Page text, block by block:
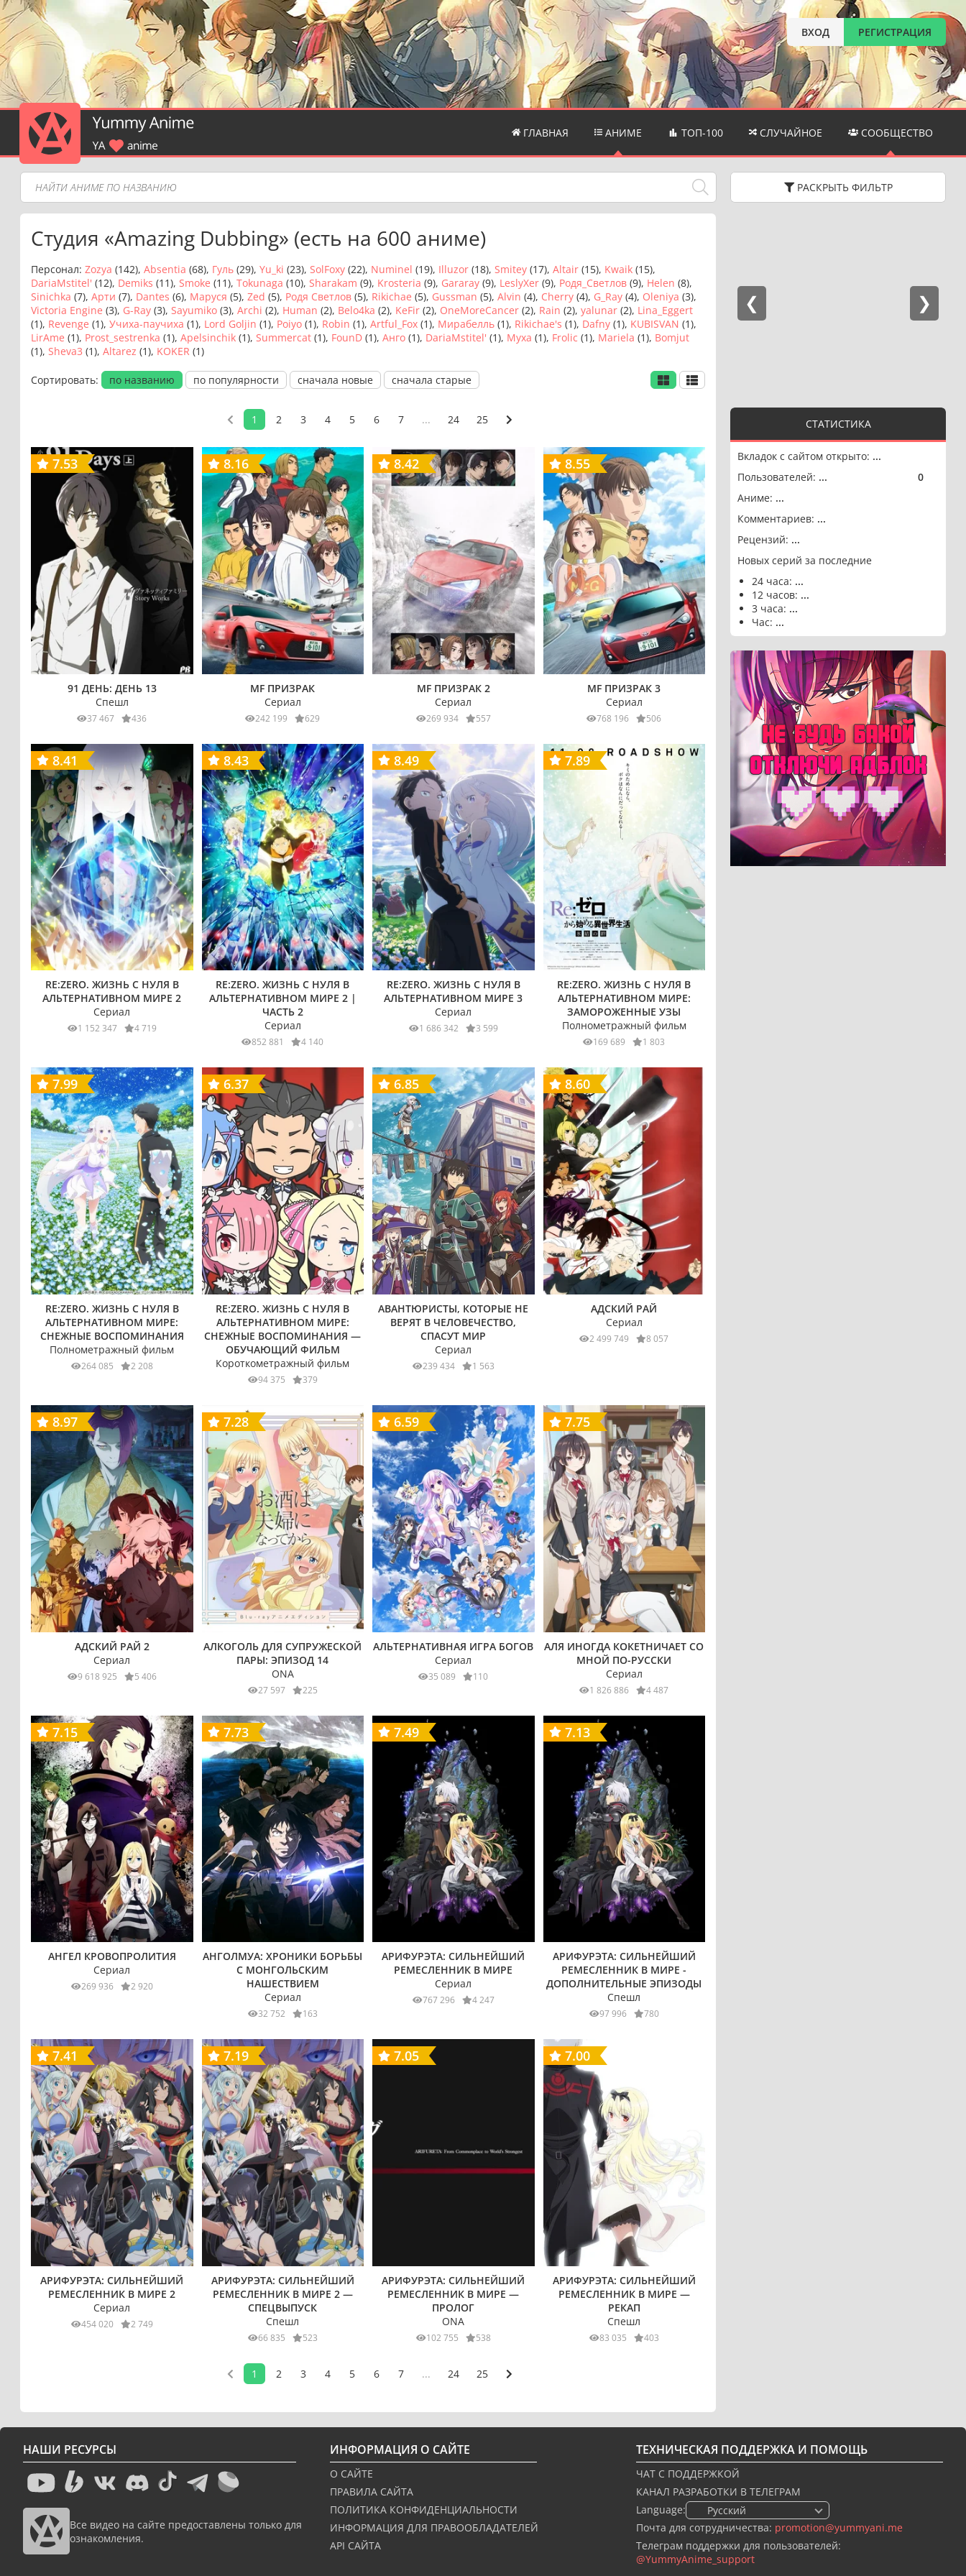
ВХОД РЕГИСТРАЦИЯ
ГЛАВНАЯ АНИМЕ ТОП-100 СЛУЧАЙНОЕ СООБЩЕСТВО
РАСКРЫТЬ ФИЛЬТР
СТАТИСТИКА
Вкладок с сайтом открыто: ...
Пользователей: ... 0
Аниме: ...
Комментариев: ...
Рецензий: ...
Новых серий за последние
24 часа: ...
12 часов: ...
3 часа: ...
Час: ...
Студия «Amazing Dubbing» (есть на 600 аниме)
Персонал: Zozya (142), Absentia (68), Гуль (29), Yu_ki (23), SolFoxy (22), Numinel (19), Illuzor (18), Smitey (17), Altair (15), Kwaik (15),
DariaMstitel' (12), Demiks (11), Smoke (11), Tokunaga (10), Sharakam (9), Krosteria (9), Gararay (9), LeslyXer (9), Родя_Светлов (9), Helen (8),
Sinichka (7), Арти (7), Dantes (6), Маруся (5), Zed (5), Родя Светлов (5), Rikichae (5), Gussman (5), Alvin (4), Cherry (4), G_Ray (4), Oleniya (3),
Victoria Engine (3), G-Ray (3), Sayumiko (3), Archi (2), Human (2), Belo4ka (2), KeFir (2), OneMoreCancer (2), Rain (2), yalunar (2), Lina_Eggert
(1), Revenge (1), Учиха-паучиха (1), Lord Goljin (1), Poiyo (1), Robin (1), Artful_Fox (1), Мирабелль (1), Rikichae's (1), Dafny (1), KUBISVAN (1),
LirAme (1), Prost_sestrenka (1), Apelsinchik (1), Summercat (1), FounD (1), Анго (1), DariaMstitel' (1), Муха (1), Frolic (1), Mariela (1), Bomjut
(1), Sheva3 (1), Altarez (1), KOKER (1)
Сортировать: по названию по популярности сначала новые сначала старые
1 2 3 4 5 6 7 ... 24 25
7.53
91 ДЕНЬ: ДЕНЬ 13
Спешл
37 467 436
8.16
MF ПРИЗРАК
Сериал
242 199 629
8.42
MF ПРИЗРАК 2
Сериал
269 934 557
8.55
MF ПРИЗРАК 3
Сериал
768 196 506
8.41
RE:ZERO. ЖИЗНЬ С НУЛЯ В
АЛЬТЕРНАТИВНОМ МИРЕ 2
Сериал
1 152 347 4 719
8.43
RE:ZERO. ЖИЗНЬ С НУЛЯ В
АЛЬТЕРНАТИВНОМ МИРЕ 2 |
ЧАСТЬ 2
Сериал
852 881 4 140
8.49
RE:ZERO. ЖИЗНЬ С НУЛЯ В
АЛЬТЕРНАТИВНОМ МИРЕ 3
Сериал
1 686 342 3 599
7.89
RE:ZERO. ЖИЗНЬ С НУЛЯ В
АЛЬТЕРНАТИВНОМ МИРЕ:
ЗАМОРОЖЕННЫЕ УЗЫ
Полнометражный фильм
169 689 1 803
7.99
RE:ZERO. ЖИЗНЬ С НУЛЯ В
АЛЬТЕРНАТИВНОМ МИРЕ:
СНЕЖНЫЕ ВОСПОМИНАНИЯ
Полнометражный фильм
264 085 2 208
6.37
RE:ZERO. ЖИЗНЬ С НУЛЯ В
АЛЬТЕРНАТИВНОМ МИРЕ:
СНЕЖНЫЕ ВОСПОМИНАНИЯ —
ОБУЧАЮЩИЙ ФИЛЬМ
Короткометражный фильм
94 375 379
6.85
АВАНТЮРИСТЫ, КОТОРЫЕ НЕ
ВЕРЯТ В ЧЕЛОВЕЧЕСТВО,
СПАСУТ МИР
Сериал
239 434 1 563
8.60
АДСКИЙ РАЙ
Сериал
2 499 749 8 057
8.97
АДСКИЙ РАЙ 2
Сериал
9 618 925 5 406
7.28
АЛКОГОЛЬ ДЛЯ СУПРУЖЕСКОЙ
ПАРЫ: ЭПИЗОД 14
ONA
27 597 225
6.59
АЛЬТЕРНАТИВНАЯ ИГРА БОГОВ
Сериал
35 089 110
7.75
АЛЯ ИНОГДА КОКЕТНИЧАЕТ СО
МНОЙ ПО-РУССКИ
Сериал
1 826 886 4 487
7.15
АНГЕЛ КРОВОПРОЛИТИЯ
Сериал
269 936 2 920
7.73
АНГОЛМУА: ХРОНИКИ БОРЬБЫ
С МОНГОЛЬСКИМ
НАШЕСТВИЕМ
Сериал
32 752 163
7.49
АРИФУРЭТА: СИЛЬНЕЙШИЙ
РЕМЕСЛЕННИК В МИРЕ
Сериал
767 296 4 247
7.13
АРИФУРЭТА: СИЛЬНЕЙШИЙ
РЕМЕСЛЕННИК В МИРЕ -
ДОПОЛНИТЕЛЬНЫЕ ЭПИЗОДЫ
Спешл
97 996 780
7.41
АРИФУРЭТА: СИЛЬНЕЙШИЙ
РЕМЕСЛЕННИК В МИРЕ 2
Сериал
454 020 2 749
7.19
АРИФУРЭТА: СИЛЬНЕЙШИЙ
РЕМЕСЛЕННИК В МИРЕ 2 —
СПЕЦВЫПУСК
Спешл
66 835 523
7.05
АРИФУРЭТА: СИЛЬНЕЙШИЙ
РЕМЕСЛЕННИК В МИРЕ —
ПРОЛОГ
ONA
102 755 538
7.00
АРИФУРЭТА: СИЛЬНЕЙШИЙ
РЕМЕСЛЕННИК В МИРЕ —
РЕКАП
Спешл
83 035 403
1 2 3 4 5 6 7 ... 24 25
НАШИ РЕСУРСЫ
Все видео на сайте предоставлены только для
ознакомления.
ИНФОРМАЦИЯ О САЙТЕ
О САЙТЕ
ПРАВИЛА САЙТА
ПОЛИТИКА КОНФИДЕНЦИАЛЬНОСТИ
ИНФОРМАЦИЯ ДЛЯ ПРАВООБЛАДАТЕЛЕЙ
API САЙТА
ТЕХНИЧЕСКАЯ ПОДДЕРЖКА И ПОМОЩЬ
ЧАТ С ПОДДЕРЖКОЙ
КАНАЛ РАЗРАБОТКИ В ТЕЛЕГРАМ
Language:
🇷🇺 Русский
Почта для сотрудничества: promotion@yummyani.me
Телеграм поддержки для пользователей:
@YummyAnime_support